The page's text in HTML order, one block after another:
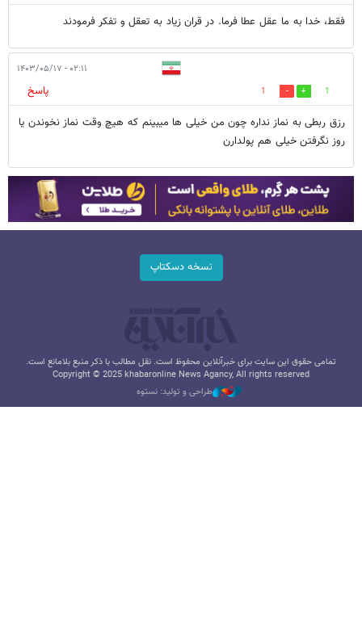
فقط، خدا به ما عقل عطا فرما. در قران زیاد به تعقل و تفکر فرمودند
۰۲:۱۱ - ۱۴۰۳/۰۵/۱۷
1
1
پاسخ
رزق ربطی به نماز نداره چون من خیلی ها میبینم که هیچ وقت نماز نخوندن یا
روز نگرفتن خیلی هم پولدارن
نسخه دسکتاپ
تمامی حقوق این سایت برای خبرآنلاین محفوظ است. نقل مطالب با ذکر منبع بلامانع است.
Copyright © 2025 khabaronline News Agancy, All rights reserved
طراحی و تولید: نستوه